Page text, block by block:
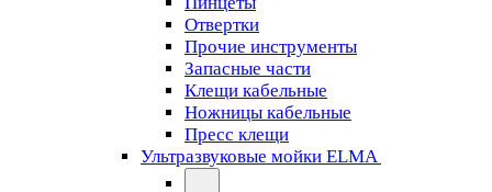
Отвертки
Прочие инструменты
Запасные части
Клещи кабельные
Ножницы кабельные
Пресс клещи
Ультразвуковые мойки ELMA